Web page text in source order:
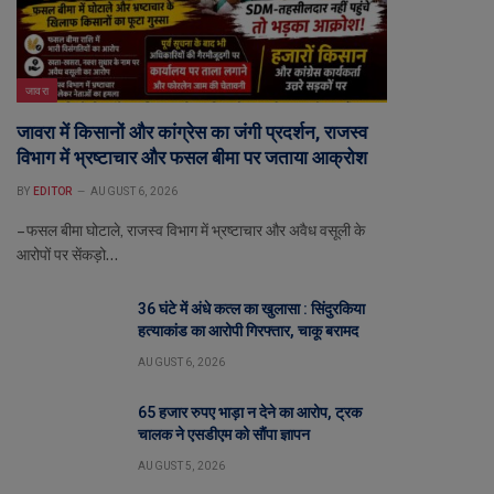
जावरा
जावरा में किसानों और कांग्रेस का जंगी प्रदर्शन, राजस्व
विभाग में भ्रष्टाचार और फसल बीमा पर जताया आक्रोश
BY EDITOR AUGUST 6, 2026
– फसल बीमा घोटाले, राजस्व विभाग में भ्रष्टाचार और अवैध वसूली के
आरोपों पर सेंकड़ो…
36 घंटे में अंधे कत्ल का खुलासा : सिंदुरकिया
हत्याकांड का आरोपी गिरफ्तार, चाकू बरामद
AUGUST 6, 2026
65 हजार रुपए भाड़ा न देने का आरोप, ट्रक
चालक ने एसडीएम को सौंपा ज्ञापन
AUGUST 5, 2026